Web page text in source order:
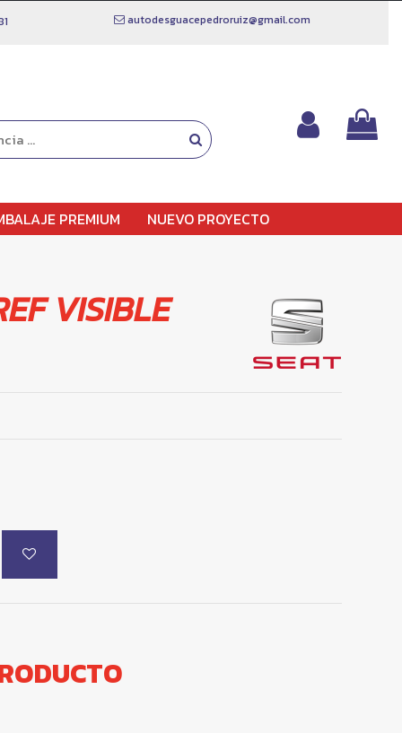
autodesguacepedroruiz@gmail.com
PREMIUM NUEVO PROYECTO
VISIBLE